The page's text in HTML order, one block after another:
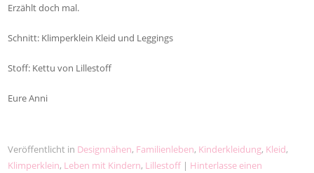
Erzählt doch mal.
Schnitt: Klimperklein Kleid und Leggings
Stoff: Kettu von Lillestoff
Eure Anni
Veröffentlicht in Designnähen, Familienleben, Kinderkleidung, Kleid,
Klimperklein, Leben mit Kindern, Lillestoff | Hinterlasse einen